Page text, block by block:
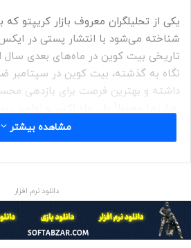
شناخته می‌شود با انتشار پستی در ایکس
تاریخی بیت کوین در ماه‌های بعدی سال
نگاه به گذشته، بیت کوین در سپتامبر
داشته و بهترین فرصت برای بازدهی
هفته‌های پایانی سپتامبر می‌تواند
محسوب می‌شود که در میانگین کل
کوین، زیان‌دهی داشته و به‌همین‌دلیل CryptoBirb می‌گوید:
مشاهده بیشتر
دانلود نرم افزار